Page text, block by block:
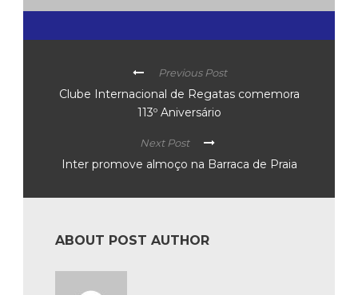
Previous Post
Clube Internacional de Regatas comemora
113º Aniversário
Next Post
Inter promove almoço na Barraca de Praia
ABOUT POST AUTHOR